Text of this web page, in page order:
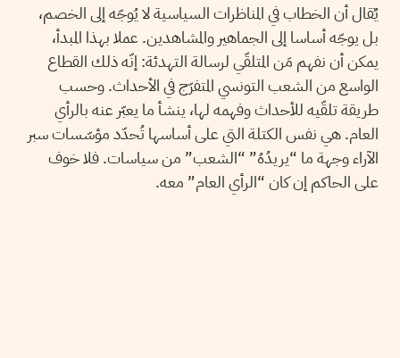
يٌقال أن الخطاب في المناظرات السياسية لا يُوجّه إلى الخصم،
بل يوجّه أساسا إلى الجماهير والمشاهدين. عملا بهذا المبدأ،
يمكن أن نفهم مَن المتلقّي لرسالة التهدئة: إنّه ذلك القطاع
الواسع من الشعب التونسي المتفرّج في الأحداث. وحسب
طريقة تلقّيه للأحداث وفهمه لها، ينشأ ما يعبّر عنه بالرأي
العام. هي نفس الكتلة التي على أساسها تُحدّد مؤسّسات سبر
الآراء وجهة ما “يريدُهُ” “الشعب” من سياسات. فلا خوف
على الحاكم إن كان “الرأي العام” معه.